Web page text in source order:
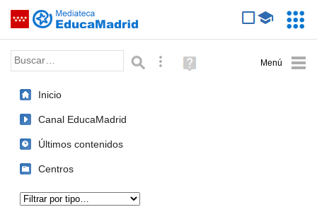
Saltar navegación
Palabra o frase: Búsqueda avanzada
Ayuda
(en
Inicio
Canal EducaMadrid
Últimos contenidos
Centros